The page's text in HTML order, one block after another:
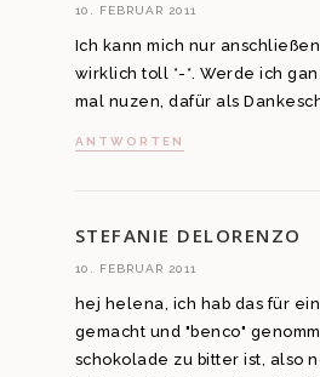
10. FEBRUAR 2011
Ich kann mich nur
wirklich toll *-*. Werde ich
mal nuzen, dafür als
ANTWORTEN
STEFANIE DELORENZO
10. FEBRUAR 2011
hej helena, ich hab das für
gemacht und "benco"
schokolade zu bitter ist, also